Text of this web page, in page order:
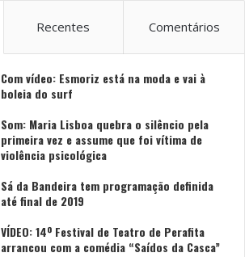
Recentes Comentários
Com vídeo: Esmoriz está na moda e vai à
boleia do surf
Som: Maria Lisboa quebra o silêncio pela
primeira vez e assume que foi vítima de
violência psicológica
Sá da Bandeira tem programação definida
até final de 2019
VÍDEO: 14º Festival de Teatro de Perafita
arrancou com a comédia “Saídos da Casca”